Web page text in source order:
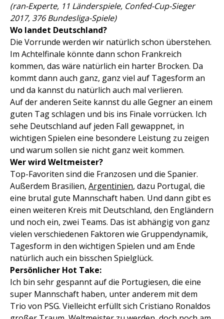
(ran-Experte, 11 Länderspiele, Confed-Cup-Sieger
2017, 376 Bundesliga-Spiele)
Wo landet Deutschland?
Die Vorrunde werden wir natürlich schon überstehen.
Im Achtelfinale könnte dann schon Frankreich
kommen, das wäre natürlich ein harter Brocken. Da
kommt dann auch ganz, ganz viel auf Tagesform an
und da kannst du natürlich auch mal verlieren.
Auf der anderen Seite kannst du alle Gegner an einem
guten Tag schlagen und bis ins Finale vorrücken. Ich
sehe Deutschland auf jeden Fall gewappnet, in
wichtigen Spielen eine besondere Leistung zu zeigen
und warum sollen sie nicht ganz weit kommen.
Wer wird Weltmeister?
Top-Favoriten sind die Franzosen und die Spanier.
Außerdem Brasilien, Argentinien, dazu Portugal, die
eine brutal gute Mannschaft haben. Und dann gibt es
einen weiteren Kreis mit Deutschland, den Engländern
und noch ein, zwei Teams. Das ist abhängig von ganz
vielen verschiedenen Faktoren wie Gruppendynamik,
Tagesform in den wichtigen Spielen und am Ende
natürlich auch ein bisschen Spielglück.
Persönlicher Hot Take:
Ich bin sehr gespannt auf die Portugiesen, die eine
super Mannschaft haben, unter anderem mit dem
Trio von PSG. Vielleicht erfüllt sich Cristiano Ronaldos